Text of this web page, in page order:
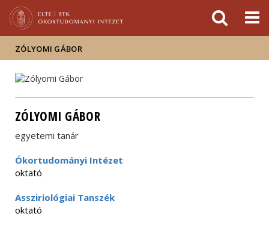
sajtóban
ZÓLYOMI GÁBOR
ZÓLYOMI GÁBOR
egyetemi tanár
Ókortudományi Intézet
oktató
Assziriológiai Tanszék
oktató